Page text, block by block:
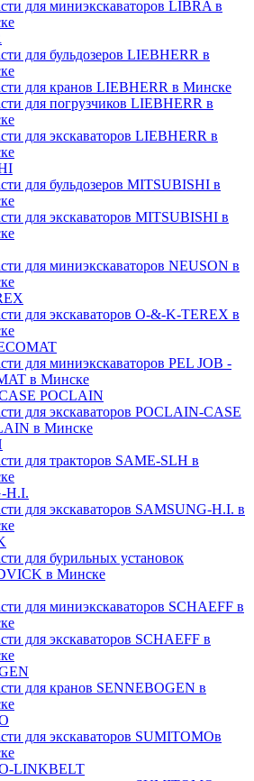
для миниэкскаваторов LIBRA в
для бульдозеров LIEBHERR в
для кранов LIEBHERR в Минске
для погрузчиков LIEBHERR в
для экскаваторов LIEBHERR в
для бульдозеров MITSUBISHI в
для экскаваторов MITSUBISHI в
для миниэкскаваторов NEUSON в
для экскаваторов O-&-K-TEREX в
для миниэкскаваторов PEL JOB -
в Минске
POCLAIN
для экскаваторов POCLAIN-CASE
в Минске
для тракторов SAME-SLH в
H.I.
для экскаваторов SAMSUNG-H.I. в
для бурильных установок
в Минске
для миниэкскаваторов SCHAEFF в
для экскаваторов SCHAEFF в
для кранов SENNEBOGEN в
для экскаваторов SUMITOMOв
LINKBELT